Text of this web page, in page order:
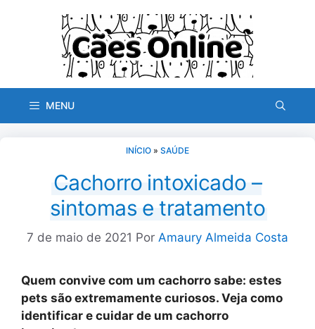
MENU
INÍCIO » SAÚDE
Cachorro intoxicado –
sintomas e tratamento
7 de maio de 2021 Por Amaury Almeida Costa
Quem convive com um cachorro sabe: estes
pets são extremamente curiosos. Veja como
identificar e cuidar de um cachorro